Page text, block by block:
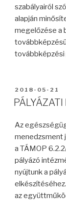
szabályairól
alapján
megelőzése a
továbbképzési
2018-05-21
PÁLYÁZATI
Az
menedzsment
a TÁMOP
pályázó
nyújtunk a
az